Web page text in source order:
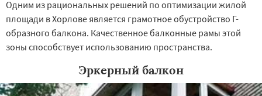
Одним из рациональных решений по оптимизации жилой
площади в Хорлове является грамотное обустройство Г-
образного балкона. Качественное балконные рамы этой
зоны способствует использованию пространства.
Эркерный балкон